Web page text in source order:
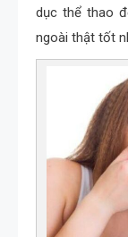
dục thể thao
ngoài thật tốt